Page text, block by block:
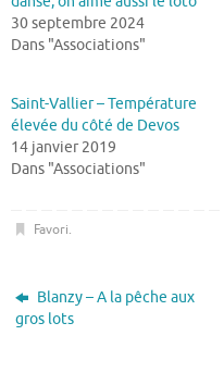
30 septembre 2024
Dans "Associations"
Saint-Vallier – Température
élevée du côté de Devos
14 janvier 2019
Dans "Associations"
Favori.
Blanzy – A la pêche aux
gros lots